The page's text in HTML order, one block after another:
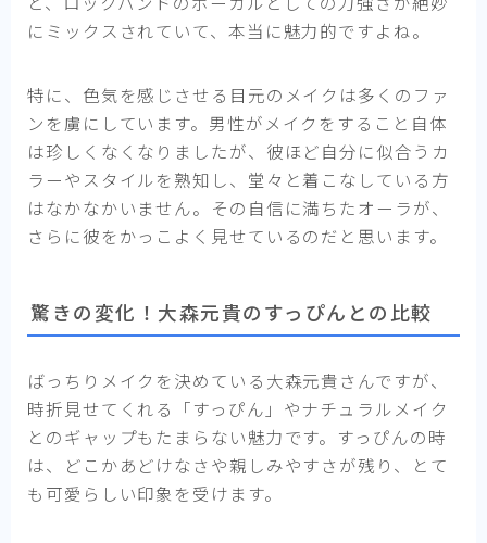
にミックスされていて、本当に魅力的ですよね。
特に、色気を感じさせる目元のメイクは多くのファ
ンを虜にしています。男性がメイクをすること自体
は珍しくなくなりましたが、彼ほど自分に似合うカ
ラーやスタイルを熟知し、堂々と着こなしている方
はなかなかいません。その自信に満ちたオーラが、
さらに彼をかっこよく見せているのだと思います。
驚きの変化！大森元貴のすっぴんとの比較
ばっちりメイクを決めている大森元貴さんですが、
時折見せてくれる「すっぴん」やナチュラルメイク
とのギャップもたまらない魅力です。すっぴんの時
は、どこかあどけなさや親しみやすさが残り、とて
も可愛らしい印象を受けます。